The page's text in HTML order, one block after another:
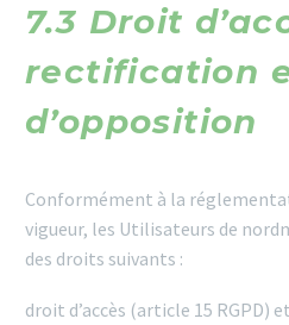
7.3 Droit
rectification
d’opposition
Conformément à la
vigueur, les Utilisateurs de
des droits suivants :
droit d’accès (article 15